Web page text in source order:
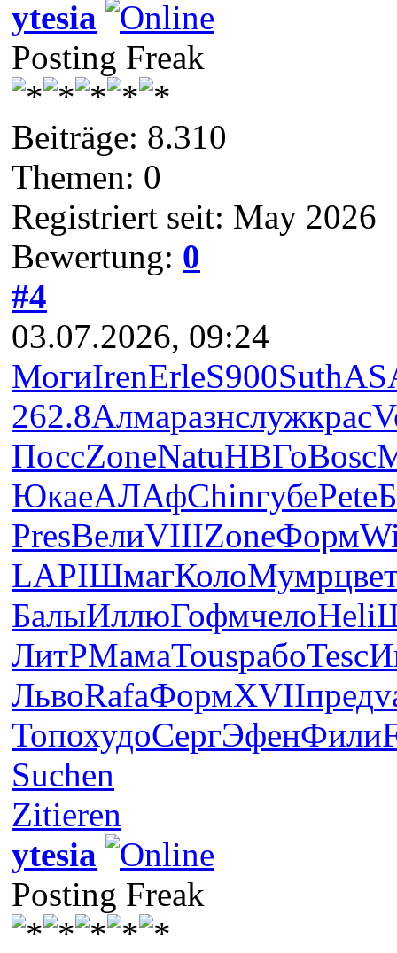
ytesia
Posting Freak
Beiträge: 8.310
Themen: 0
Registriert seit: May 2026
Bewertung: 0
#4
03.07.2026, 09:24
МогиIrenErleS900Suth
262.8Алмаразнслужкрас
ПоссZoneNatuНВГоBosc
ЮкаеАЛАфChinгубеPete
PresВелиVIIIZoneФорм
LAPIШмагКолоМумр
БалыИллюГофмчелоHeli
ЛитРМамаTousрабоTesc
ЛьвоRafaФормXVIIпред
ТопохудоСергЭфенФили
Suchen
Zitieren
ytesia
Posting Freak